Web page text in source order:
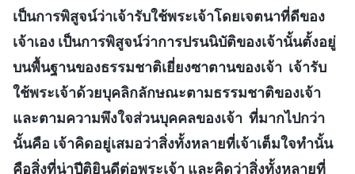
เป็นการพิสูจน์ว่าเจ้ารับใช้พระเจ้าโดยเจตนาที่ดีของ
เจ้าเอง เป็นการพิสูจน์ว่าการปรนนิบัติของเจ้านั้นตั้งอยู่
บนพื้นฐานของธรรมชาติเยี่ยงซาตานของเจ้า เจ้ารับ
ใช้พระเจ้าด้วยบุคลิกลักษณะตามธรรมชาติของเจ้า
และตามความพึงใจส่วนบุคคลของเจ้า ที่มากไปกว่า
นั้นคือ เจ้าคิดอยู่เสมอว่าสิ่งทั้งหลายที่เจ้าเต็มใจทำนั้น
คือสิ่งที่น่าปีติยินดีต่อพระเจ้า และคิดว่าสิ่งทั้งหลายที่